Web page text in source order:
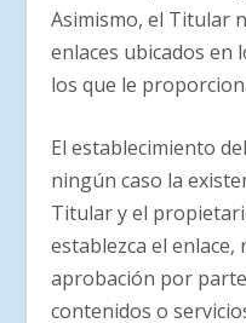
Asimismo, el Titular
enlaces ubicados en
los que le
El establecimiento
ningún caso la
Titular y el
establezca el enlace,
aprobación por
contenidos o